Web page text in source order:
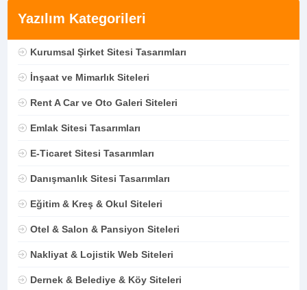
Yazılım Kategorileri
Kurumsal Şirket Sitesi Tasarımları
İnşaat ve Mimarlık Siteleri
Rent A Car ve Oto Galeri Siteleri
Emlak Sitesi Tasarımları
E-Ticaret Sitesi Tasarımları
Danışmanlık Sitesi Tasarımları
Eğitim & Kreş & Okul Siteleri
Otel & Salon & Pansiyon Siteleri
Nakliyat & Lojistik Web Siteleri
Dernek & Belediye & Köy Siteleri